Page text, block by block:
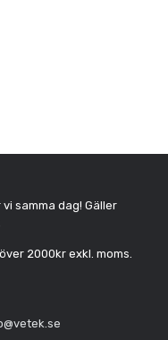
samma dag! Gäller
2000kr exkl. moms.